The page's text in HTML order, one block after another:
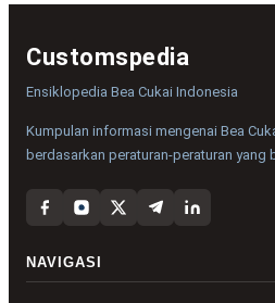
Customspedia
Ensiklopedia Bea Cukai Indonesia
Kumpulan informasi mengenai Bea
berdasarkan peraturan-peraturan yang
NAVIGASI